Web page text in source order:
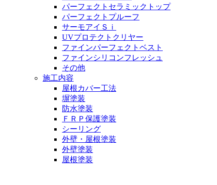
パーフェクトセラミックトップ
パーフェクトプルーフ
サーモアイＳｉ
UVプロテクトクリヤー
ファインパーフェクトベスト
ファインシリコンフレッシュ
その他
施工内容
屋根カバー工法
塀塗装
防水塗装
ＦＲＰ保護塗装
シーリング
外壁・屋根塗装
外壁塗装
屋根塗装